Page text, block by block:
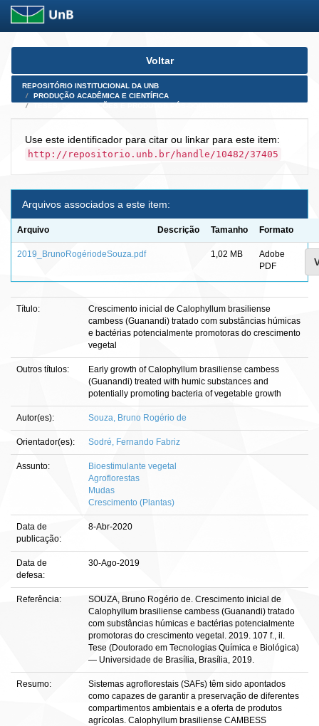
Skip
Voltar
REPOSITÓRIO INSTITUCIONAL DA UNB
PRODUÇÃO ACADÊMICA E CIENTÍFICA
Use este identificador para citar ou linkar para este item:
http://repositorio.unb.br/handle/10482/37405
Arquivos associados a este item:
Arquivo Descrição Tamanho Formato
2019_BrunoRogériodeSouza.pdf 1,02 MB
Adobe
PDF
Título:
Crescimento inicial de Calophyllum brasiliense
cambess (Guanandi) tratado com substâncias húmicas
e bactérias potencialmente promotoras do crescimento
vegetal
Outros títulos:
Early growth of Calophyllum brasiliense cambess
(Guanandi) treated with humic substances and
potentially promoting bacteria of vegetable growth
Autor(es): Souza, Bruno Rogério de
Orientador(es): Sodré, Fernando Fabriz
Assunto:
Bioestimulante vegetal
Agroflorestas
Mudas
Crescimento (Plantas)
Data de
publicação:
8-Abr-2020
Data de
defesa:
30-Ago-2019
Referência:
SOUZA, Bruno Rogério de. Crescimento inicial de
Calophyllum brasiliense cambess (Guanandi) tratado
com substâncias húmicas e bactérias potencialmente
promotoras do crescimento vegetal. 2019. 107 f., il.
Tese (Doutorado em Tecnologias Química e Biológica)
— Universidade de Brasília, Brasília, 2019.
Resumo:
Sistemas agroflorestais (SAFs) têm sido apontados
como capazes de garantir a preservação de diferentes
compartimentos ambientais e a oferta de produtos
agrícolas. Calophyllum brasiliense CAMBESS